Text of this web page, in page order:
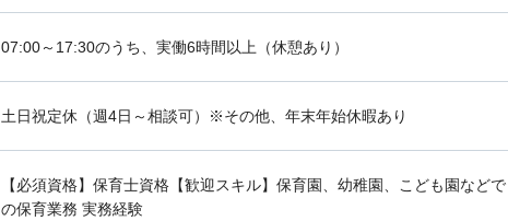
07:00～17:30のうち、実働6時間以上（休憩あり）
土日祝定休（週4日～相談可）※その他、年末年始休暇あり
【必須資格】保育士資格【歓迎スキル】保育園、幼稚園、こども園などで
の保育業務 実務経験